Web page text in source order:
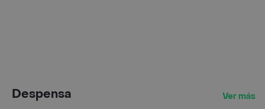
Despensa Ver más